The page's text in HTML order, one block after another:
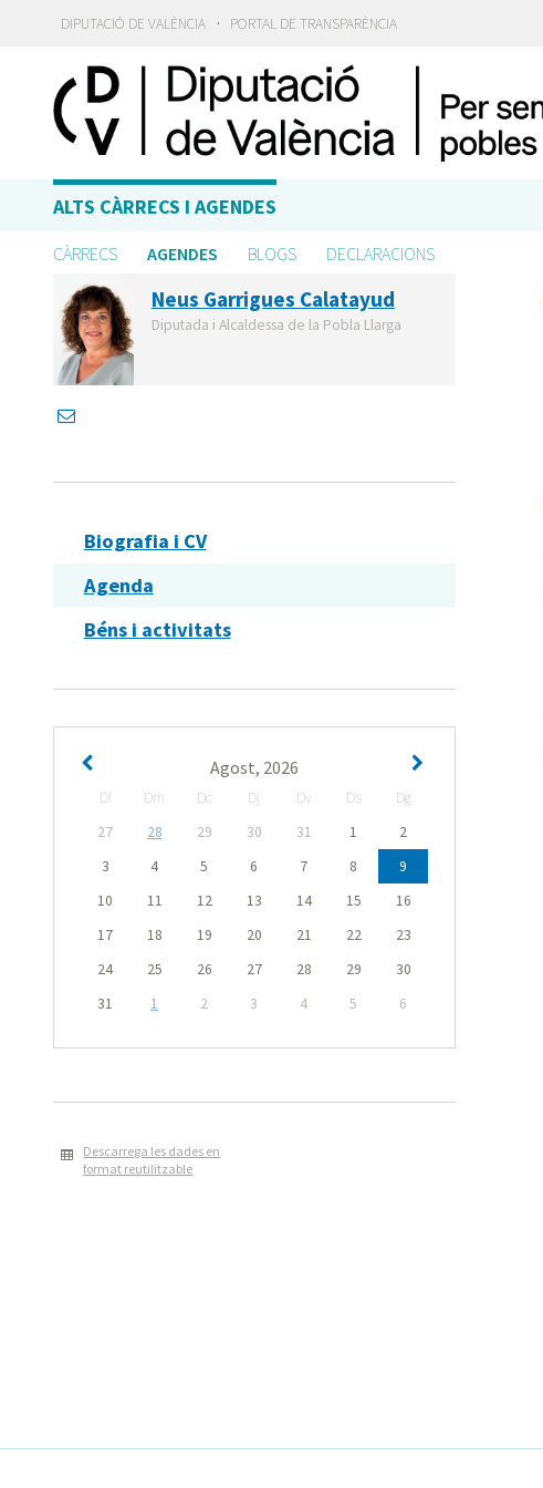
DIPUTACIÓ DE VALÈNCIA · PORTAL DE TRANSPARÈNCIA
ALTS CÀRRECS I AGENDES
CÀRRECS AGENDES BLOGS DECLARACIONS
Neus Garrigues Calatayud
Diputada i Alcaldessa de la Pobla Llarga
Biografia i CV
Agenda
Béns i activitats
Agost, 2026
Dl Dm Dc Dj Dv Ds
Dg
27
28 29 30 31 1
2
3
4 5 6 7 8
9
10
11 12 13 14 15
16
17
18 19 20 21 22
23
24
25 26 27 28 29
30
31
1 2 3 4 5 6
Descarrega les dades en
format reutilitzable